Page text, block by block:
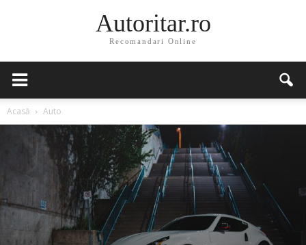
Autoritar.ro
Recomandari Online
Acasă Auto